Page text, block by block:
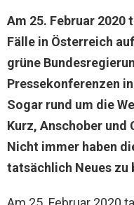
Am 25. Februar
Fälle in Österreich
grüne
Pressekonferenzen
Sogar rund um die
Kurz, Anschober und
Nicht immer haben
tatsächlich Neues zu